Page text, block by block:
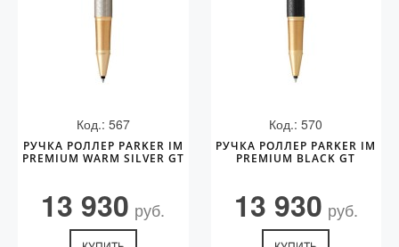
Код.: 567
РУЧКА РОЛЛЕР PARKER IM
PREMIUM WARM SILVER GT
13 930 руб.
Код.: 570
РУЧКА РОЛЛЕР PARKER IM
PREMIUM BLACK GT
13 930 руб.